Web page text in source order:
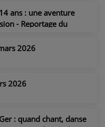
ans : une aventure
- Reportage du
2026
2026
: quand chant, danse